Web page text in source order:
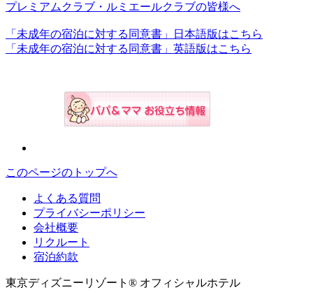
プレミアムクラブ・ルミエールクラブの皆様へ
「未成年の宿泊に対する同意書」日本語版はこちら
「未成年の宿泊に対する同意書」英語版はこちら
このページのトップへ
よくある質問
プライバシーポリシー
会社概要
リクルート
宿泊約款
東京ディズニーリゾート® オフィシャルホテル